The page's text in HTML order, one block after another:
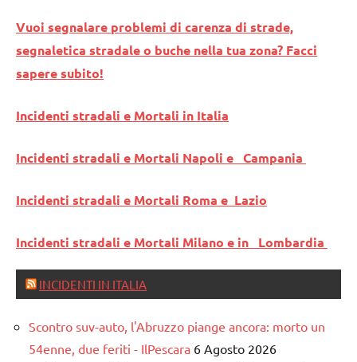
Vuoi segnalare problemi di carenza di strade,
segnaletica stradale o buche nella tua zona? Facci
sapere subito!
Incidenti stradali e Mortali in Italia
Incidenti stradali e Mortali Napoli e Campania
Incidenti stradali e Mortali Roma e Lazio
Incidenti stradali e Mortali Milano e in Lombardia
INCIDENTI IN ITALIA
Scontro suv-auto, l'Abruzzo piange ancora: morto un
54enne, due feriti - IlPescara 6 Agosto 2026